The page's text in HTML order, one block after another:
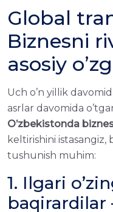
Global
Biznesni
asosiy
Uch o’n yillik
asrlar davomida
O’zbekistonda
keltirishini
tushunish muhim:
1. Ilgari